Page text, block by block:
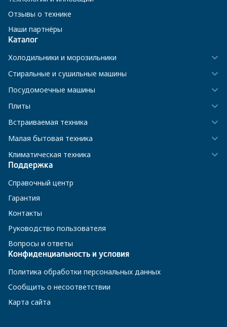
Отзывы о технике
Наши партнёры
Каталог
Холодильники и морозильники
Стиральные и сушильные машины
Посудомоечные машины
Плиты
Встраиваемая техника
Малая бытовая техника
Климатическая техника
Поддержка
Справочный центр
Гарантия
Контакты
Руководство пользователя
Вопросы и ответы
Конфиденциальность и условия
Политика обработки персональных данных
Сообщить о несоответствии
Карта сайта